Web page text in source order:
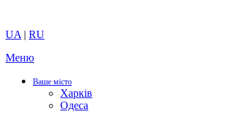
UA | RU
Меню
Ваше місто
Харків
Одеса